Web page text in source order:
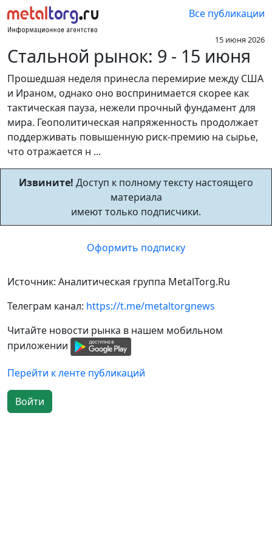
Все публикации
15 июня 2026
Стальной рынок: 9 - 15 июня
Прошедшая неделя принесла перемирие между США
и Ираном, однако оно воспринимается скорее как
тактическая пауза, нежели прочный фундамент для
мира. Геополитическая напряженность продолжает
поддерживать повышенную риск-премию на сырье,
что отражается н ...
Извините! Доступ к полному тексту настоящего
материала
имеют только подписчики.
Оформить подписку
Источник: Аналитическая группа MetalTorg.Ru
Телеграм канал: https://t.me/metaltorgnews
Читайте новости рынка в нашем мобильном
приложении
Перейти к ленте публикаций
Войти